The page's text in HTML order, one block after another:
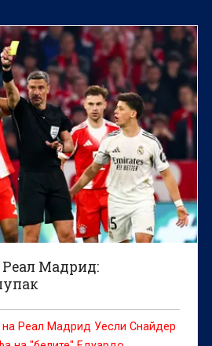
Мадрид:
на Реал Мадрид Уесли Снайдер